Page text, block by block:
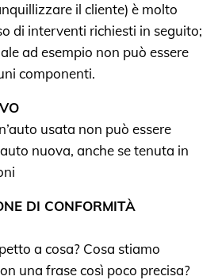
il cliente) è molto
di interventi richiesti in seguito;
ad esempio non può essere
componenti.
usata non può essere
nuova, anche se tenuta in
DI CONFORMITÀ
a cosa? Cosa stiamo
una frase così poco precisa?